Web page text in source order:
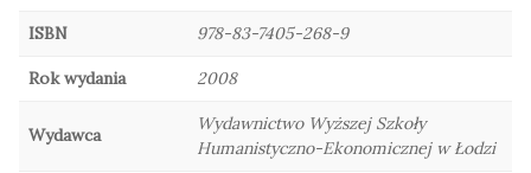
ISBN 978-83-7405-268-9
Rok wydania 2008
Wydawca
Wydawnictwo Wyższej Szkoły
Humanistyczno-Ekonomicznej w Łodzi